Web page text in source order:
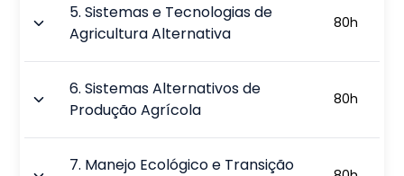
5.Sistemas e Tecnologias de
Agricultura Alternativa
80h
6.Sistemas Alternativos de
Produção Agrícola
80h
7. Manejo Ecológico e Transição